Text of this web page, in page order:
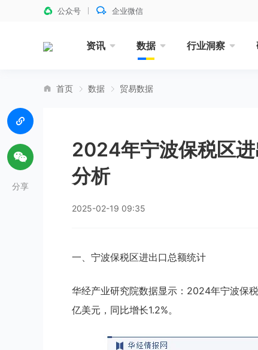
公众号 企业微信
资讯 数据 行业洞察
首页 数据 贸易数据
2024年宁波保税区
分析
2025-02-19 09:35
一、宁波保税区进出口总额统计
华经产业研究院数据显示：2024年宁波保
亿美元，同比增长1.2%。
分享